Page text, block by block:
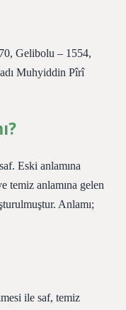
Muhyiddin Pîrî
Eski anlamına
temiz anlamına gelen
Anlamı;
ile saf, temiz